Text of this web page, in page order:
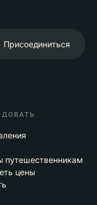
Присоединиться
путешественникам
цены